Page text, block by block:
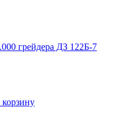
грейдера ДЗ 122Б-7